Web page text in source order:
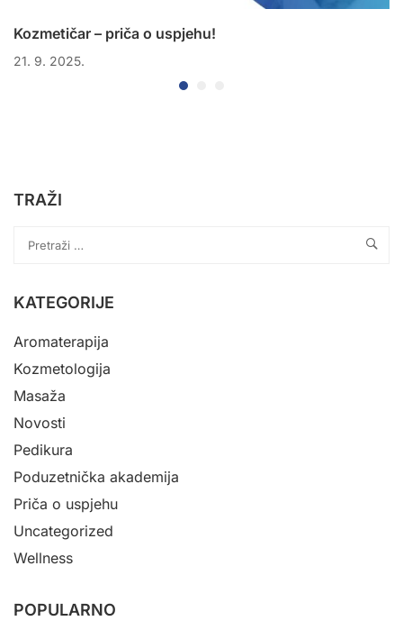
Kozmetičar – priča o uspjehu!
21. 9. 2025.
TRAŽI
KATEGORIJE
Aromaterapija
Kozmetologija
Masaža
Novosti
Pedikura
Poduzetnička akademija
Priča o uspjehu
Uncategorized
Wellness
POPULARNO